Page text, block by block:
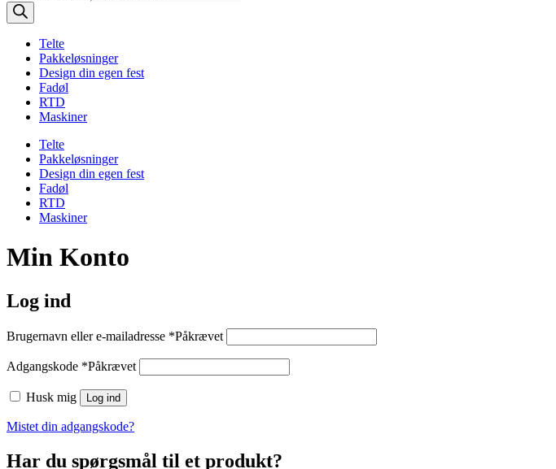
Telte
Pakkeløsninger
Design din egen fest
Fadøl
RTD
Maskiner
Telte
Pakkeløsninger
Design din egen fest
Fadøl
RTD
Maskiner
Min Konto
Log ind
Brugernavn eller e-mailadresse *Påkrævet
Adgangskode *Påkrævet
Husk mig Log ind
Mistet din adgangskode?
Har du spørgsmål til et produkt?